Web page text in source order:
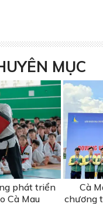
MỤC
phát triển
Cà Mau
Cà
chương